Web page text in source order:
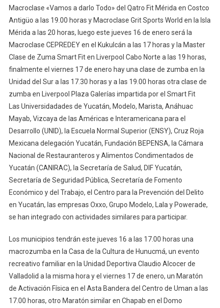
Macroclase «Vamos a darlo Todo» del Qatro Fit Mérida en Costco
Antigüo a las 19.00 horas y Macroclase Grit Sports World en la Isla
Mérida a las 20 horas, luego este jueves 16 de enero será la
Macroclase CEPREDEY en el Kukulcán a las 17 horas y la Master
Clase de Zuma Smart Fit en Liverpool Cabo Norte a las 19 horas,
finalmente el viernes 17 de enero hay una clase de zumba en la
Unidad del Sur a las 17.30 horas y a las 19.00 horas otra clase de
zumba en Liverpool Plaza Galerías impartida por el Smart Fit
Las Universidadades de Yucatán, Modelo, Marista, Anáhuac
Mayab, Vizcaya de las Américas e Interamericana para el
Desarrollo (UNID), la Escuela Normal Superior (ENSY), Cruz Roja
Mexicana delegación Yucatán, Fundación BEPENSA, la Cámara
Nacional de Restauranteros y Alimentos Condimentados de
Yucatán (CANIRAC), la Secretaría de Salud, DIF Yucatán,
Secretaría de Seguridad Pública, Secretaría de Fomento
Económico y del Trabajo, el Centro para la Prevención del Delito
en Yucatán, las empresas Oxxo, Grupo Modelo, Lala y Powerade,
se han integrado con actividades similares para participar.
Los municipios tendrán este jueves 16 a las 17.00 horas una
macrozumba en la Casa de la Cultura de Hunucmá, un evento
recreativo familiar en la Unidad Deportiva Claudio Alcocer de
Valladolid a la misma hora y el viernes 17 de enero, un Maratón
de Activación Física en el Asta Bandera del Centro de Uman a las
17.00 horas, otro Maratón similar en Chapab en el Domo